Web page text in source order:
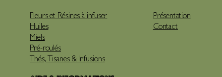
Fleurs et Résines à infuser
Huiles
Miels
Pré-roulés
Thés, Tisanes & Infusions
Présentation
Contact